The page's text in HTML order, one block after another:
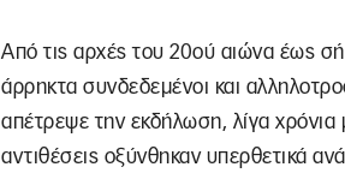
Από τις αρχές του 20ού αιώνα έως
άρρηκτα συνδεδεμένοι και
απέτρεψε την εκδήλωση, λίγα χρόνια
αντιθέσεις οξύνθηκαν υπερθετικά